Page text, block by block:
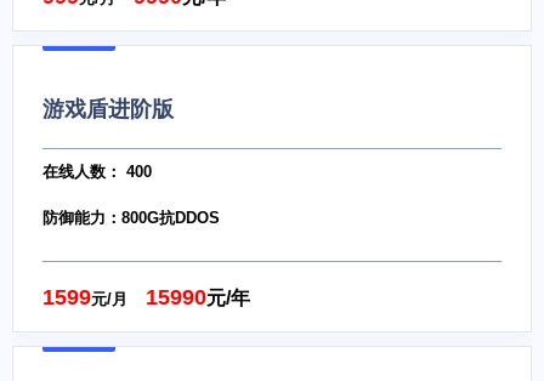
游戏盾进阶版
在线人数： 400
防御能力：800G抗DDOS
1599元/月 15990元/年